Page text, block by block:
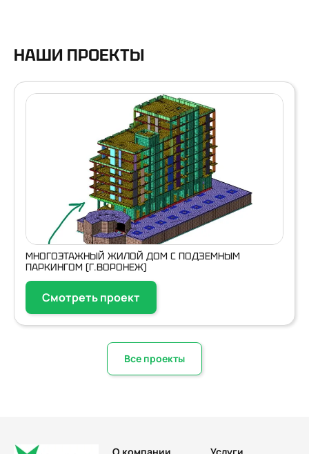
НАШИ ПРОЕКТЫ
МНОГОЭТАЖНЫЙ ЖИЛОЙ ДОМ С ПОДЗЕМНЫМ
ПАРКИНГОМ (Г.ВОРОНЕЖ)
Смотреть проект
Все проекты